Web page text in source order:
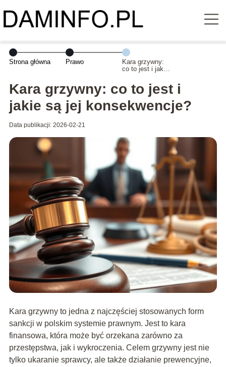
Strona główna Prawo
Kara grzywny:
co to jest i jakie
konsekwencje?
Kara grzywny: co to jest i
jakie są jej konsekwencje?
Data publikacji: 2026-02-21
Kara grzywny to jedna z najczęściej stosowanych form
sankcji w polskim systemie prawnym. Jest to kara
finansowa, która może być orzekana zarówno za
przestępstwa, jak i wykroczenia. Celem grzywny jest nie
tylko ukaranie sprawcy, ale także działanie prewencyjne,